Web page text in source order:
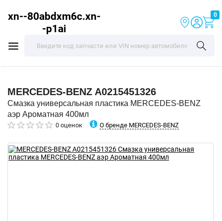
xn--80abdxm6c.xn-
-p1ai
0
MERCEDES-BENZ A0215451326
Смазка универсальная пластика MERCEDES-BENZ
аэр Ароматная 400мл
0 оценок О бренде MERCEDES-BENZ